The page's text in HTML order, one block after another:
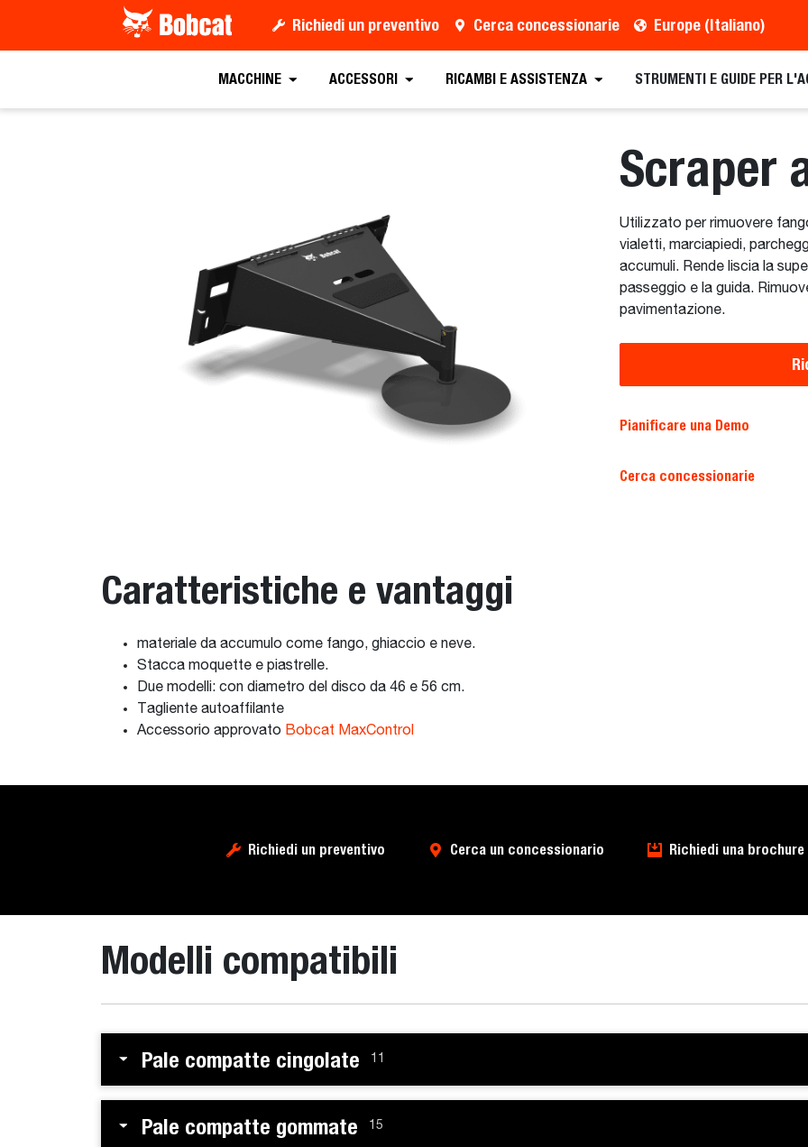
Richiedi un preventivo Cerca concessionarie Europe (Italiano)
MACCHINE ACCESSORI RICAMBI E ASSISTENZA STRUMENTI E GUIDE PER
Scraper
Utilizzato per rimuovere
vialetti, marciapiedi,
accumuli. Rende liscia la
passeggio e la guida.
pavimentazione.
Pianificare una Demo
Cerca concessionarie
Caratteristiche e vantaggi
materiale da accumulo come fango, ghiaccio e neve.
Stacca moquette e piastrelle.
Due modelli: con diametro del disco da 46 e 56 cm.
Tagliente autoaffilante
Accessorio approvato Bobcat MaxControl
Richiedi un preventivo Cerca un concessionario Richiedi una brochure
Richiedi un preventivo Cerca un concessionario Richiedi una brochure
Modelli compatibili
Pale compatte cingolate 11
Pale compatte gommate 15